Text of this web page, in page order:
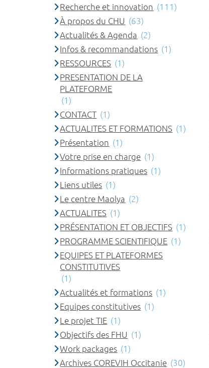
Recherche et innovation (111)
À propos du CHU (63)
Actualités & Agenda (2)
Infos & recommandations (1)
RESSOURCES (1)
PRESENTATION DE LA
PLATEFORME
(1)
CONTACT (1)
ACTUALITES ET FORMATIONS (1)
Présentation (1)
Votre prise en charge (1)
Informations pratiques (1)
Liens utiles (1)
Le centre Maolya (2)
ACTUALITES (1)
PRÉSENTATION ET OBJECTIFS (1)
PROGRAMME SCIENTIFIQUE (1)
EQUIPES ET PLATEFORMES
CONSTITUTIVES
(1)
Actualités et formations (1)
Equipes constitutives (1)
Le projet TIE (1)
Objectifs des FHU (1)
Work packages (1)
Archives COREVIH Occitanie (30)